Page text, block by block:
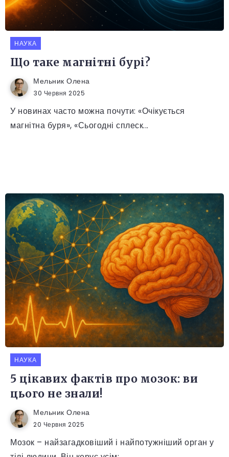
НАУКА
Що таке магнітні бурі?
Мельник Олена
30 Червня 2025
У новинах часто можна почути: «Очікується
магнітна буря», «Сьогодні сплеск...
НАУКА
5 цікавих фактів про мозок: ви
цього не знали!
Мельник Олена
20 Червня 2025
Мозок – найзагадковіший і найпотужніший орган у